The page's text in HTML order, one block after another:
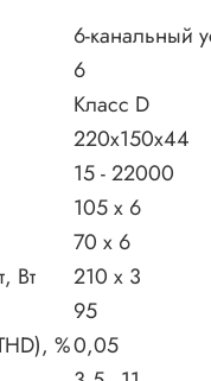
6-канальный
6
Класс D
220х150х44
15 - 22000
105 x 6
70 x 6
Вт
210 x 3
95
%0,05